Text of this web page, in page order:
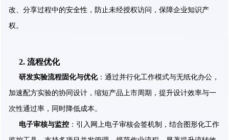
改、分享过程中的安全性，防止未经授权访问，保障企业知识产
权。
2. 流程优化
研发实验流程固化与优化：通过并行化工作模式与无纸化办公，
加速配方实验的协同设计，缩短产品上市周期，提升设计效率与一
次性通过率，同时降低成本。
电子审核与监控 ：引入网上电子审核会签机制，结合图形化工作